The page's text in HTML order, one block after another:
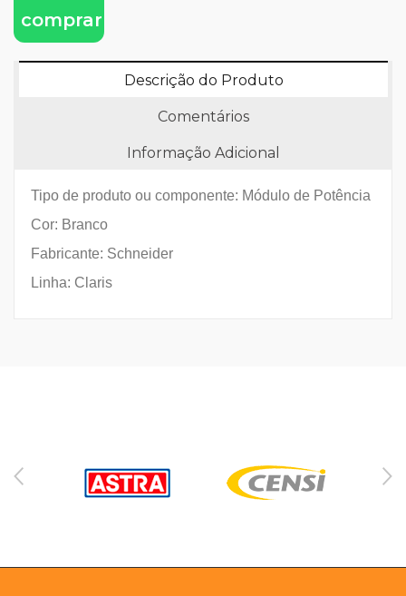
comprar
Descrição do Produto
Comentários
Informação Adicional
Tipo de produto ou componente: Módulo de Potência
Cor: Branco
Fabricante: Schneider
Linha: Claris